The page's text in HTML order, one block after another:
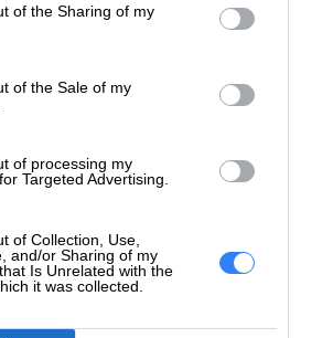
of the Sharing of my
of the Sale of my
of processing my
Targeted Advertising.
of Collection, Use,
and/or Sharing of my
Is Unrelated with the
it was collected.
do zarządzania bezpieczeństwem
Elite są dedykowane dla
bezpieczeństwa oraz
funkcji, które są kluczowe w
Oferują one kompleksowe
którzy oczekują nie
ale także niezawodności i
pracy.
wydajność
dzięki najnowszemu procesorowi
poradzić sobie z dużymi projektami.